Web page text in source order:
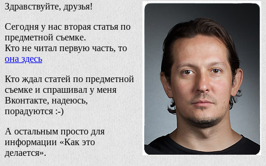
Здравствуйте, друзья!
Сегодня у нас вторая статья по
предметной съемке.
Кто не читал первую часть, то
она здесь
Кто ждал статей по предметной
съемке и спрашивал у меня
Вконтакте, надеюсь,
порадуются :-)
А остальным просто для
информации «Как это
делается».